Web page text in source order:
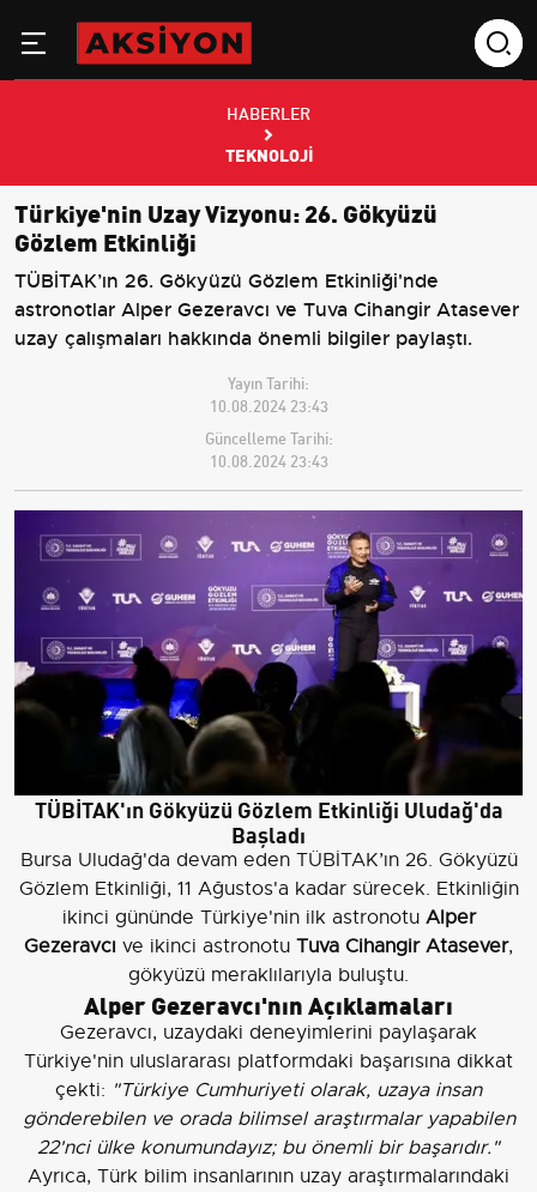
HABERLER
TEKNOLOJI
Türkiye'nin Uzay Vizyonu: 26. Gökyüzü
Gözlem Etkinliği
TÜBİTAK’ın 26. Gökyüzü Gözlem Etkinliği'nde
astronotlar Alper Gezeravcı ve Tuva Cihangir Atasever
uzay çalışmaları hakkında önemli bilgiler paylaştı.
Yayın Tarihi:
10.08.2024 23:43
Güncelleme Tarihi:
10.08.2024 23:43
TÜBİTAK'ın Gökyüzü Gözlem Etkinliği Uludağ'da
Başladı
Bursa Uludağ'da devam eden TÜBİTAK’ın 26. Gökyüzü
Gözlem Etkinliği, 11 Ağustos'a kadar sürecek. Etkinliğin
ikinci gününde Türkiye'nin ilk astronotu Alper
Gezeravcı ve ikinci astronotu Tuva Cihangir Atasever,
gökyüzü meraklılarıyla buluştu.
Alper Gezeravcı'nın Açıklamaları
Gezeravcı, uzaydaki deneyimlerini paylaşarak
Türkiye'nin uluslararası platformdaki başarısına dikkat
çekti: "Türkiye Cumhuriyeti olarak, uzaya insan
gönderebilen ve orada bilimsel araştırmalar yapabilen
22'nci ülke konumundayız; bu önemli bir başarıdır."
Ayrıca, Türk bilim insanlarının uzay araştırmalarındaki